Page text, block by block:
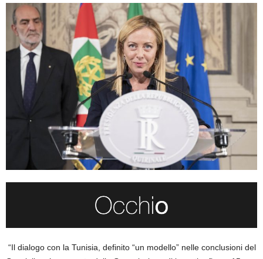
“Il dialogo con la Tunisia, definito “un modello” nelle conclusioni del